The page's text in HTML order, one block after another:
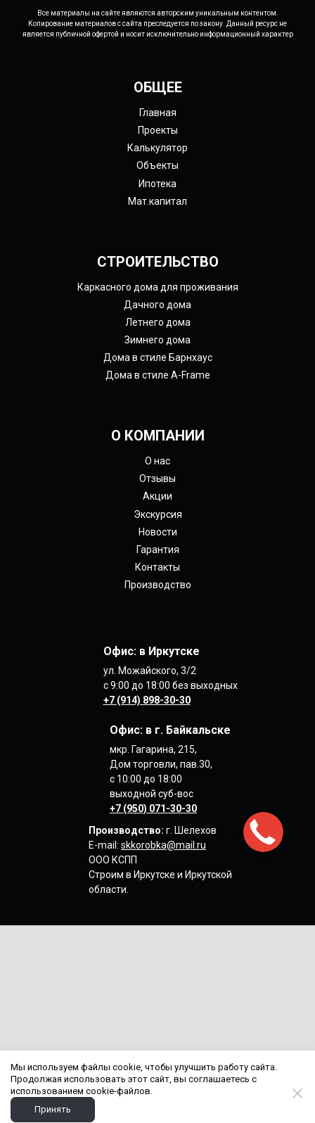
Все материалы на сайте являются авторским уникальным контентом.
Копирование материалов с сайта преследуется по закону. Данный ресурс не
является публичной офертой и носит исключительно информационный характер
ОБЩЕЕ
Главная
Проекты
Калькулятор
Объекты
Ипотека
Мат.капитал
СТРОИТЕЛЬСТВО
Каркасного дома для проживания
Дачного дома
Летнего дома
Зимнего дома
Дома в стиле Барнхаус
Дома в стиле A-Frame
О КОМПАНИИ
О нас
Отзывы
Акции
Экскурсия
Новости
Гарантия
Контакты
Производство
Офис: в Иркутске
ул. Можайского, 3/2
с 9:00 до 18:00 без выходных
+7 (914) 898-30-30
Офис: в г. Байкальске
мкр. Гагарина, 215,
Дом торговли, пав.30,
с 10:00 до 18:00
выходной суб-вос
+7 (950) 071-30-30
Производство: г. Шелехов
E-mail: skkorobka@mail.ru
ООО КСПП
Строим в Иркутске и Иркутской
области.
Мы используем файлы cookie, чтобы улучшить работу сайта.
Продолжая использовать этот сайт, вы соглашаетесь с
использованием cookie-файлов.
Принять